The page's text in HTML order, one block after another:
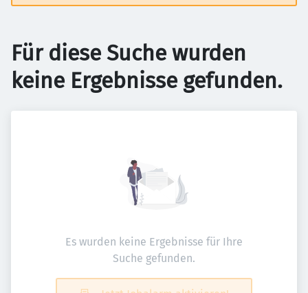
Für diese Suche wurden
keine Ergebnisse gefunden.
Es wurden keine Ergebnisse für Ihre
Suche gefunden.